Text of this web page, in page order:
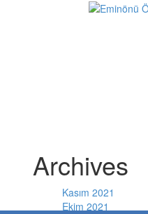
Archives
Kasım 2021
Ekim 2021